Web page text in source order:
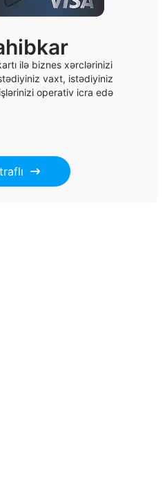
ilə biznes xərclərinizi
vaxt, istədiyiniz
operativ icra edə